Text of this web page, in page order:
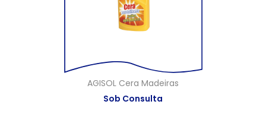
AGISOL Cera Madeiras
Sob Consulta